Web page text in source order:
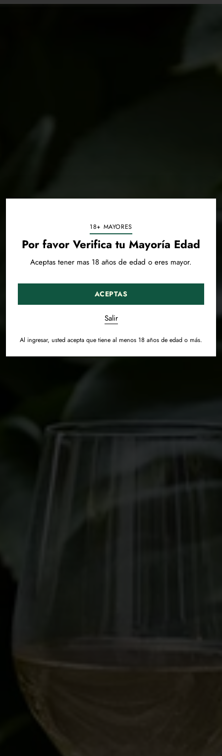
18+ MAYORES
Por favor Verifica tu Mayoría Edad
Aceptas tener mas 18 años de edad o eres mayor.
ACEPTAS
Salir
Al ingresar, usted acepta que tiene al menos 18 años de edad o más.